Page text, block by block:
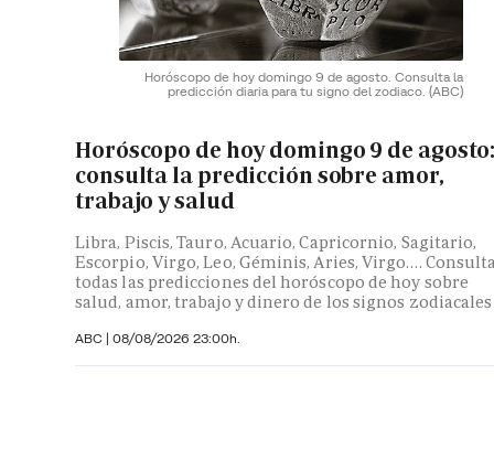
Horóscopo de hoy domingo 9 de agosto. Consulta la
predicción diaria para tu signo del zodiaco. (ABC)
Horóscopo de hoy domingo 9 de
consulta la predicción sobre amor,
trabajo y salud
Libra, Piscis, Tauro, Acuario, Capricornio, Sagitario,
Escorpio, Virgo, Leo, Géminis, Aries, Virgo….
todas las predicciones del horóscopo de hoy sobre
salud, amor, trabajo y dinero de los signos zodiacales
ABC | 08/08/2026 23:00h.